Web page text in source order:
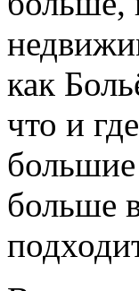
как
что и
больше